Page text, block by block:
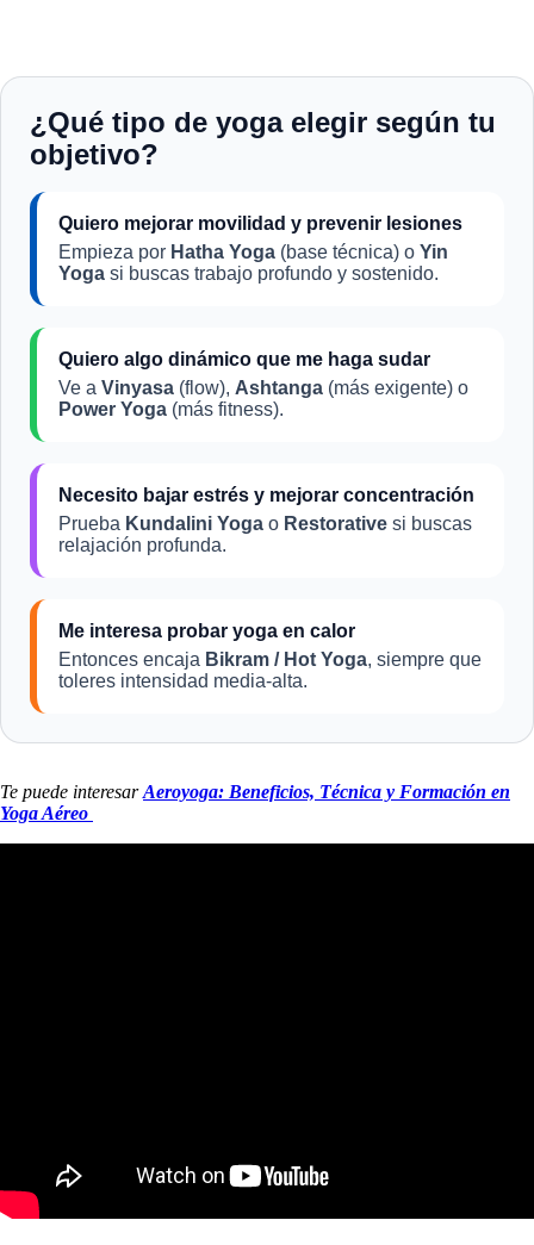
¿Qué tipo de yoga elegir según tu
objetivo?
Quiero mejorar movilidad y prevenir lesiones
Empieza por Hatha Yoga (base técnica) o Yin
Yoga si buscas trabajo profundo y sostenido.
Quiero algo dinámico que me haga sudar
Ve a Vinyasa (flow), Ashtanga (más exigente) o
Power Yoga (más fitness).
Necesito bajar estrés y mejorar concentración
Prueba Kundalini Yoga o Restorative si buscas
relajación profunda.
Me interesa probar yoga en calor
Entonces encaja Bikram / Hot Yoga, siempre que
toleres intensidad media-alta.
Te puede interesarAeroyoga: Beneficios, Técnica y Formación en
Yoga Aéreo